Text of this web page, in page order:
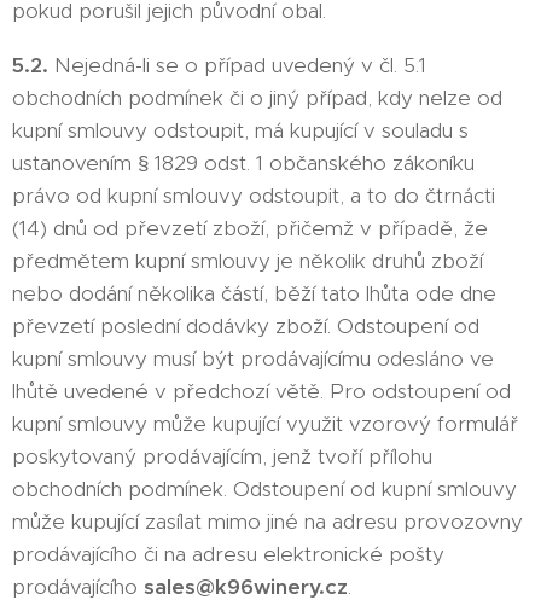
pokud porušil jejich původní obal.
5.2. Nejedná-li se o případ uvedený v čl. 5.1
obchodních podmínek či o jiný případ, kdy nelze od
kupní smlouvy odstoupit, má kupující v souladu s
ustanovením § 1829 odst. 1 občanského zákoníku
právo od kupní smlouvy odstoupit, a to do čtrnácti
(14) dnů od převzetí zboží, přičemž v případě, že
předmětem kupní smlouvy je několik druhů zboží
nebo dodání několika částí, běží tato lhůta ode dne
převzetí poslední dodávky zboží. Odstoupení od
kupní smlouvy musí být prodávajícímu odesláno ve
lhůtě uvedené v předchozí větě. Pro odstoupení od
kupní smlouvy může kupující využit vzorový formulář
poskytovaný prodávajícím, jenž tvoří přílohu
obchodních podmínek. Odstoupení od kupní smlouvy
může kupující zasílat mimo jiné na adresu provozovny
prodávajícího či na adresu elektronické pošty
prodávajícího sales@k96winery.cz.